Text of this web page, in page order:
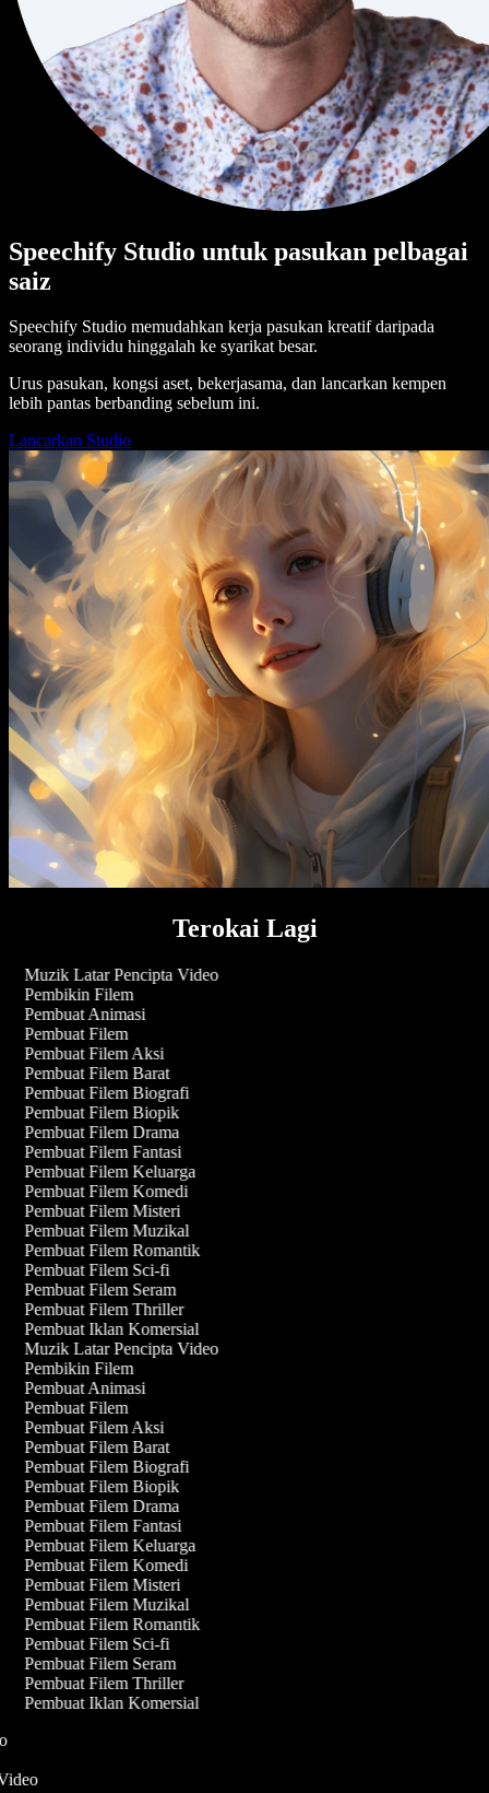
Speechify Studio untuk pasukan pelbagai
saiz
Speechify Studio memudahkan kerja pasukan kreatif daripada
seorang individu hinggalah ke syarikat besar.
Urus pasukan, kongsi aset, bekerjasama, dan lancarkan kempen
lebih pantas berbanding sebelum ini.
Lancarkan Studio
Terokai Lagi
Muzik Latar Pencipta Video
Pembikin Filem
Pembuat Animasi
Pembuat Filem
Pembuat Filem Aksi
Pembuat Filem Barat
Pembuat Filem Biografi
Pembuat Filem Biopik
Pembuat Filem Drama
Pembuat Filem Fantasi
Pembuat Filem Keluarga
Pembuat Filem Komedi
Pembuat Filem Misteri
Pembuat Filem Muzikal
Pembuat Filem Romantik
Pembuat Filem Sci-fi
Pembuat Filem Seram
Pembuat Filem Thriller
Pembuat Iklan Komersial
Muzik Latar Pencipta Video
Pembikin Filem
Pembuat Animasi
Pembuat Filem
Pembuat Filem Aksi
Pembuat Filem Barat
Pembuat Filem Biografi
Pembuat Filem Biopik
Pembuat Filem Drama
Pembuat Filem Fantasi
Pembuat Filem Keluarga
Pembuat Filem Komedi
Pembuat Filem Misteri
Pembuat Filem Muzikal
Pembuat Filem Romantik
Pembuat Filem Sci-fi
Pembuat Filem Seram
Pembuat Filem Thriller
Pembuat Iklan Komersial